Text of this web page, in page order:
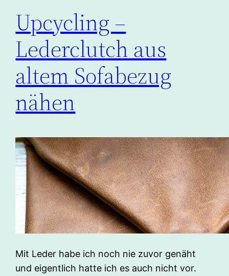
Upcycling –
Lederclutch aus
altem Sofabezug
nähen
Mit Leder habe ich noch nie zuvor genäht
und eigentlich hatte ich es auch nicht vor.